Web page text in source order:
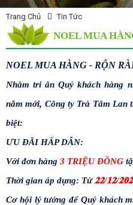
Trang Chủ Tin Tức
NOEL MUA
NOEL MUA HÀNG - RỘN
Nhằm tri ân Quý khách hàng
năm mới, Công ty Trà Tâm
biệt:
ƯU ĐÃI HẤP DẪN:
Với đơn hàng 3 TRIỆU ĐỒNG
Thời gian áp dụng: Từ 𝟐𝟐/𝟏𝟐/
Cơ hội lý tưởng để Quý khách